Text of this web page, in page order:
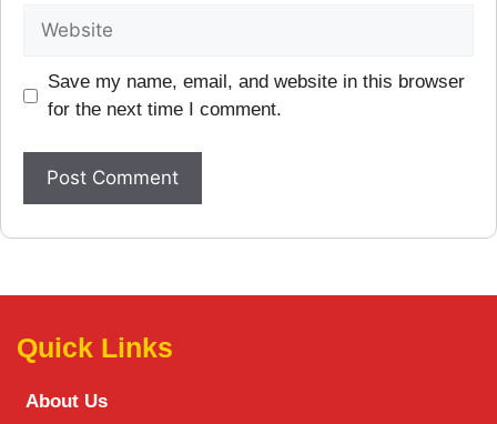
Save my name, email, and website in this browser
for the next time I comment.
Quick Links
About Us